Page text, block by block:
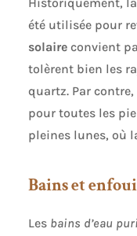
été utilisée pour
solaireconvient
tolèrent bien les
quartz. Par contre,
pour toutes les
pleines lunes, où
Bains et
Les bains d’eau